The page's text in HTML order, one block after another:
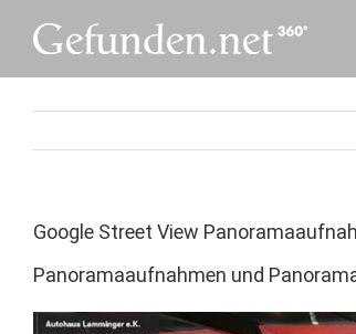
content
Google Street View
Panoramaaufnahmen und